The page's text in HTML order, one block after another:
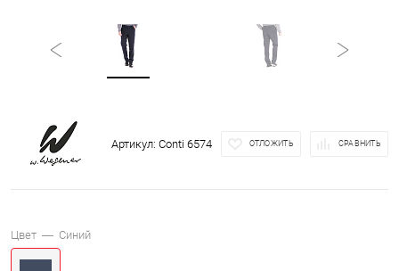
Артикул: Conti 6574 ОТЛОЖИТЬ СРАВНИТЬ
Цвет — Синий